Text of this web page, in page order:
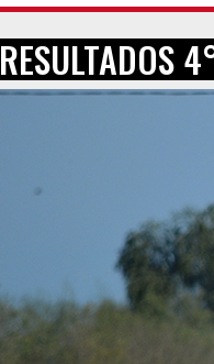
RESULTADOS